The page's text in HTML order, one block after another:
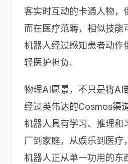
客实时互动的卡通人物，
而在医疗范畴，相似技能
机器人经过感知患者动作
轻医护担负。
物理AI愿景，不只是将AI
经过英伟达的Cosmos渠
机器人具有学习、推理和
厂到家庭，从娱乐到医疗
机器人正从单一功用的东